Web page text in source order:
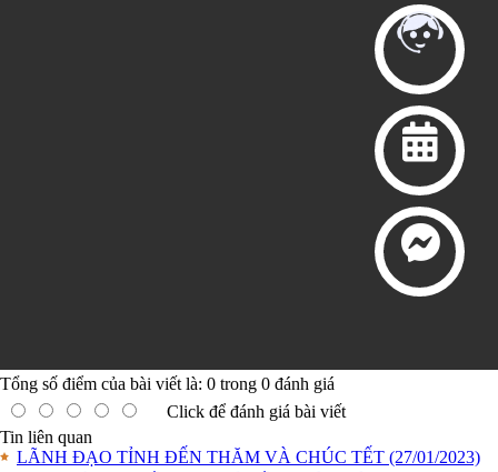
Tổng số điểm của bài viết là: 0 trong 0 đánh giá
Click để đánh giá bài viết
Tin liên quan
LÃNH ĐẠO TỈNH ĐẾN THĂM VÀ CHÚC TẾT (27/01/2023)